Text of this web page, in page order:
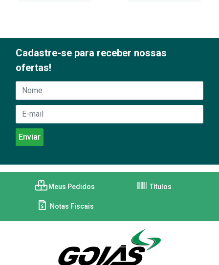
Cadastre-se para receber nossas
ofertas!
Meus Pedidos Títulos
Notas Fiscais